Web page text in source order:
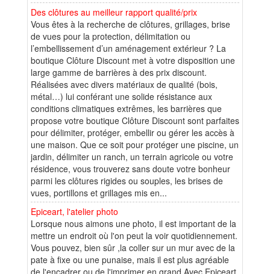
Des clôtures au meilleur rapport qualité/prix
Vous êtes à la recherche de clôtures, grillages, brise
de vues pour la protection, délimitation ou
l’embellissement d’un aménagement extérieur ? La
boutique Clôture Discount met à votre disposition une
large gamme de barrières à des prix discount.
Réalisées avec divers matériaux de qualité (bois,
métal…) lui conférant une solide résistance aux
conditions climatiques extrêmes, les barrières que
propose votre boutique Clôture Discount sont parfaites
pour délimiter, protéger, embellir ou gérer les accès à
une maison. Que ce soit pour protéger une piscine, un
jardin, délimiter un ranch, un terrain agricole ou votre
résidence, vous trouverez sans doute votre bonheur
parmi les clôtures rigides ou souples, les brises de
vues, portillons et grillages mis en...
Epiceart, l'atelier photo
Lorsque nous aimons une photo, il est important de la
mettre un endroit où l'on peut la voir quotidiennement.
Vous pouvez, bien sûr ,la coller sur un mur avec de la
pate à fixe ou une punaise, mais il est plus agréable
de l'encadrer ou de l'imprimer en grand.Avec Epiceart,